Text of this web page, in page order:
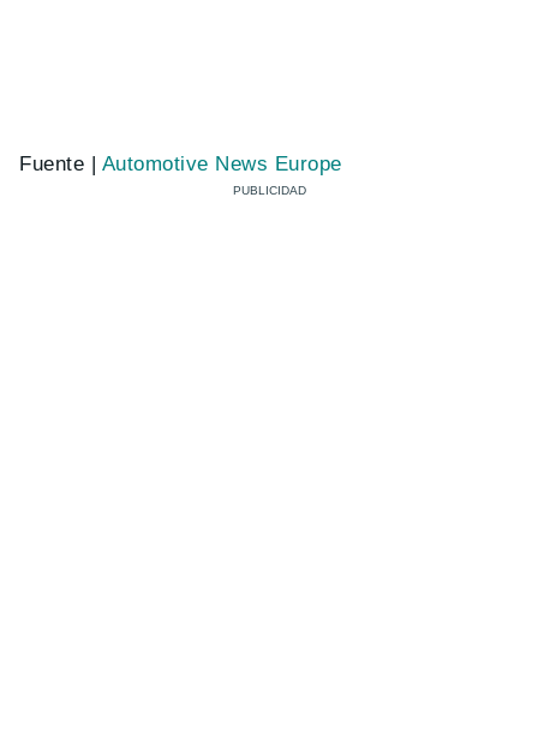
Fuente | Automotive News Europe